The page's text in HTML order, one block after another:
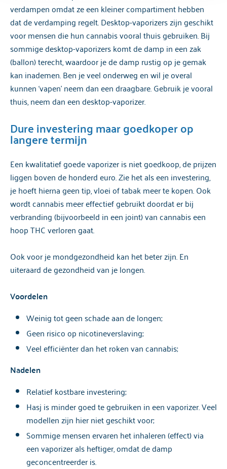
verdampen omdat ze een kleiner compartiment hebben
dat de verdamping regelt. Desktop-vaporizers zijn geschikt
voor mensen die hun cannabis vooral thuis gebruiken. Bij
sommige desktop-vaporizers komt de damp in een zak
(ballon) terecht, waardoor je de damp rustig op je gemak
kan inademen. Ben je veel onderweg en wil je overal
kunnen ‘vapen’ neem dan een draagbare. Gebruik je vooral
thuis, neem dan een desktop-vaporizer.
Dure investering maar goedkoper op
langere termijn
Een kwalitatief goede vaporizer is niet goedkoop, de prijzen
liggen boven de honderd euro. Zie het als een investering,
je hoeft hierna geen tip, vloei of tabak meer te kopen. Ook
wordt cannabis meer effectief gebruikt doordat er bij
verbranding (bijvoorbeeld in een joint) van cannabis een
hoop THC verloren gaat.
Ook voor je mondgezondheid kan het beter zijn. En
uiteraard de gezondheid van je longen.
Voordelen
Weinig tot geen schade aan de longen;
Geen risico op nicotineverslaving;
Veel efficiënter dan het roken van cannabis;
Nadelen
Relatief kostbare investering;
Hasj is minder goed te gebruiken in een vaporizer. Veel
modellen zijn hier niet geschikt voor;
Sommige mensen ervaren het inhaleren (effect) via
een vaporizer als heftiger, omdat de damp
geconcentreerder is.